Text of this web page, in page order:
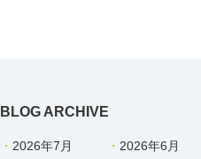
BLOG ARCHIVE
2026年7月 2026年6月